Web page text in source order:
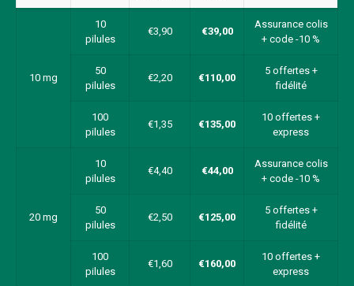
10 mg
10
pilules
€3,90 €39,00
Assurance colis
+ code -10 %
50
pilules
€2,20 €110,00
5 offertes +
fidélité
100
pilules
€1,35 €135,00
10 offertes +
express
20 mg
10
pilules
€4,40 €44,00
Assurance colis
+ code -10 %
50
pilules
€2,50 €125,00
5 offertes +
fidélité
100
pilules
€1,60 €160,00
10 offertes +
express